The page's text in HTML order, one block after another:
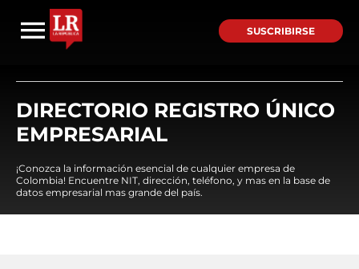
SUSCRIBIRSE
DIRECTORIO REGISTRO ÚNICO
EMPRESARIAL
¡Conozca la información esencial de cualquier empresa de
Colombia! Encuentre NIT, dirección, teléfono, y mas en la base de
datos empresarial mas grande del país.